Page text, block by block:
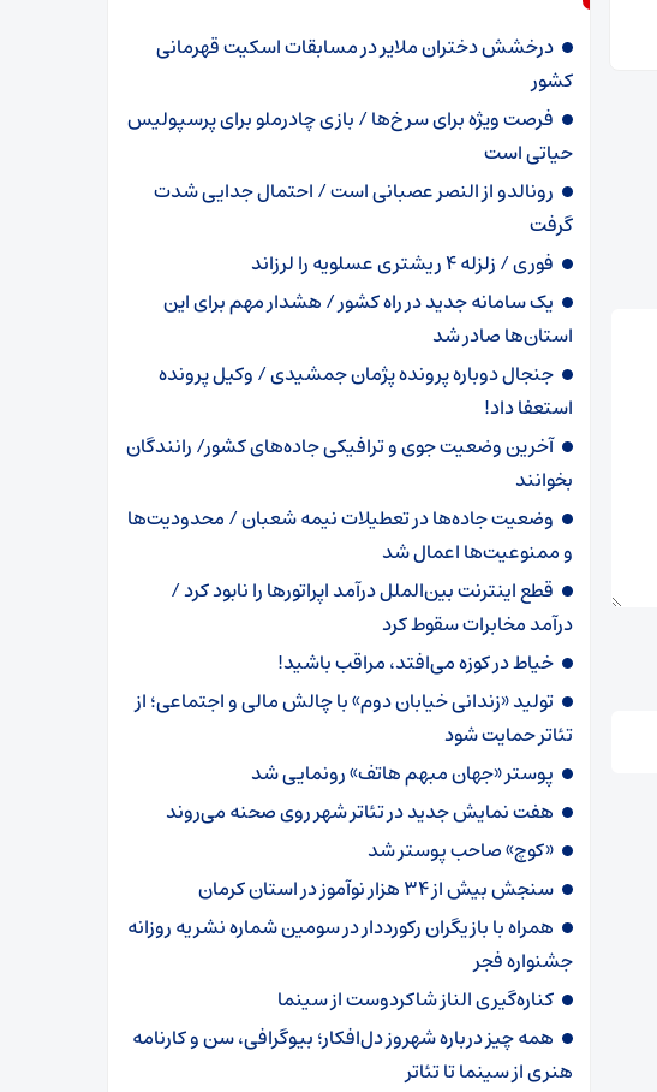
درخشش دختران ملایر در مسابقات اسکیت قهرمانی
کشور
فرصت ویژه برای سرخ‌ها / بازی چادرملو برای پرسپولیس
حیاتی است
رونالدو از النصر عصبانی است / احتمال جدایی شدت
گرفت
فوری / زلزله ۴ ریشتری عسلویه را لرزاند
یک سامانه جدید در راه کشور / هشدار مهم برای این
استان‌ها صادر شد
جنجال دوباره پرونده پژمان جمشیدی / وکیل پرونده
استعفا داد!
آخرین وضعیت جوی و ترافیکی جاده‌های کشور/ رانندگان
بخوانند
وضعیت جاده‌ها در تعطیلات نیمه شعبان / محدودیت‌ها
و ممنوعیت‌ها اعمال شد
قطع اینترنت بین‌الملل درآمد اپراتورها را نابود کرد /
درآمد مخابرات سقوط کرد
خیاط در کوزه می‌افتد، مراقب باشید!
تولید «زندانی خیابان دوم» با چالش مالی و اجتماعی؛ از
تئاتر حمایت شود
پوستر «جهان مبهم هاتف» رونمایی شد
هفت نمایش جدید در تئاتر شهر روی صحنه می‌روند
«کوچ» صاحب پوستر شد
سنجش بیش از ۳۴ هزار نوآموز در استان کرمان
همراه با بازیگران رکورددار در سومین شماره نشریه روزانه
جشنواره فجر
کناره‌گیری الناز شاکردوست از سینما
همه چیز درباره شهروز دل‌افکار؛ بیوگرافی، سن و کارنامه
هنری از سینما تا تئاتر